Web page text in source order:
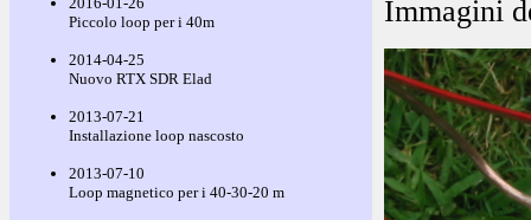
Piccolo loop per i 40m
2014-04-25
Nuovo RTX SDR Elad
2013-07-21
Installazione loop nascosto
2013-07-10
Loop magnetico per i 40-30-20 m
Immagini